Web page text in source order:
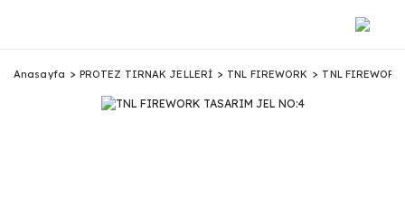
Anasayfa PROTEZ TIRNAK JELLERİ TNL FIREWORK TNL